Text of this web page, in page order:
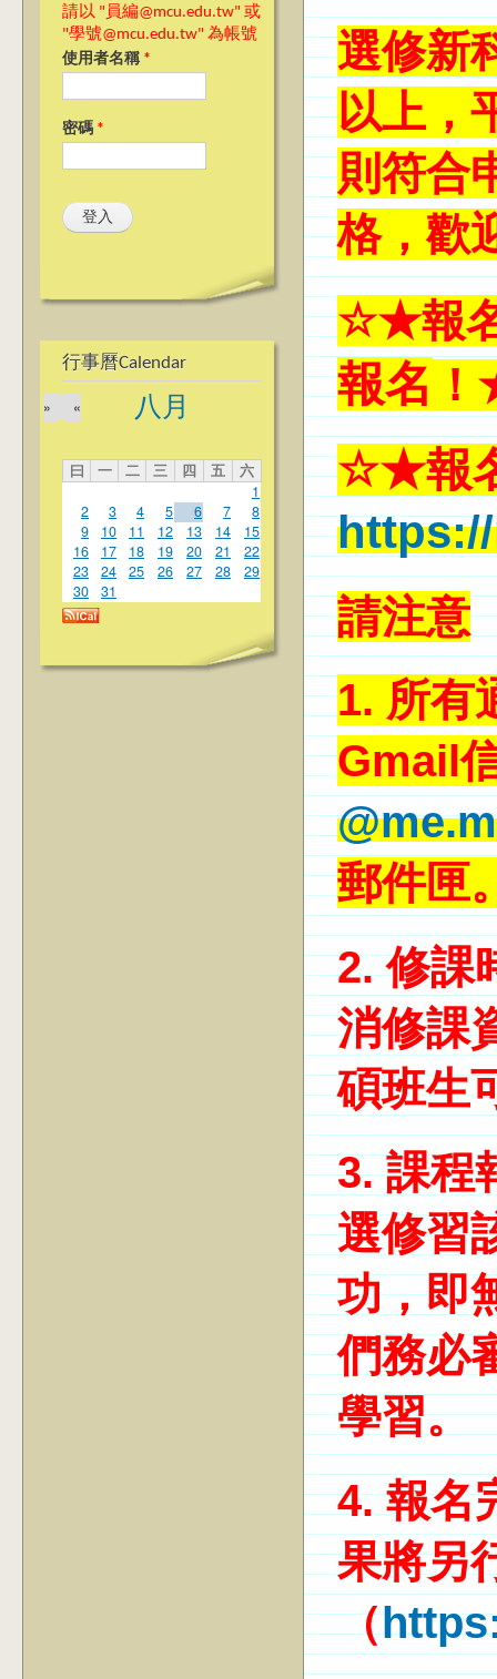
請以 "員編@mcu.edu.tw" 或
"學號@mcu.edu.tw" 為帳號
使用者名稱 *
密碼 *
行事曆Calendar
八月
«
»
曰 一 二 三 四 五
六
1
2
3 4 5 6 7
8
9
10 11 12 13 14
15
16
17 18 19 20 21
22
23
24 25 26 27 28
29
30
31
選修新
以上，
則符合
格，歡
☆★報
報名
☆★報
請注意
1. 所有
Gmail
郵件匣
2.修課
消修課
碩班生
3.課程
選修習
功，即
們務必
學習。
4.報名
果將另
（